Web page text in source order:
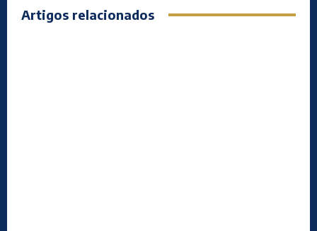
Artigos relacionados